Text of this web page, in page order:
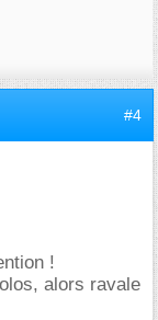
#4
!
alors ravale